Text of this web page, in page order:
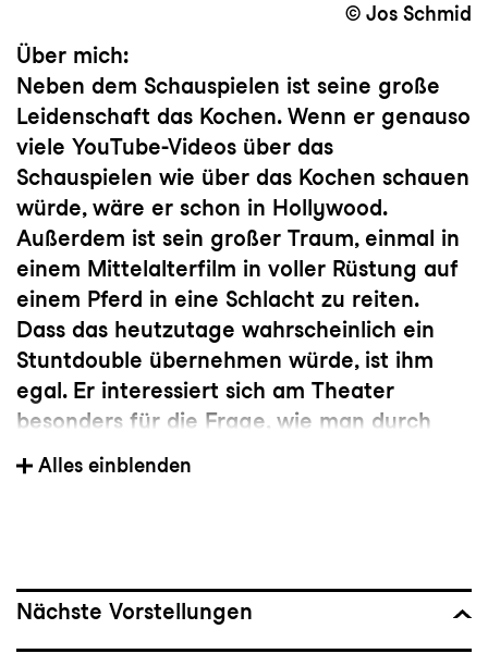
© Jos Schmid
Über mich:
Neben dem Schauspielen ist seine große
Leidenschaft das Kochen. Wenn er genauso
viele YouTube-Videos über das
Schauspielen wie über das Kochen schauen
würde, wäre er schon in Hollywood.
Außerdem ist sein großer Traum, einmal in
einem Mittelalterfilm in voller Rüstung auf
einem Pferd in eine Schlacht zu reiten.
Dass das heutzutage wahrscheinlich ein
Stuntdouble übernehmen würde, ist ihm
egal. Er interessiert sich am Theater
besonders für die Frage, wie man durch
Authentizität auf der Bühne die Menschen
berühren und dadurch möglicherweise eine
2024/25
Alles einblenden
Nächste Vorstellungen